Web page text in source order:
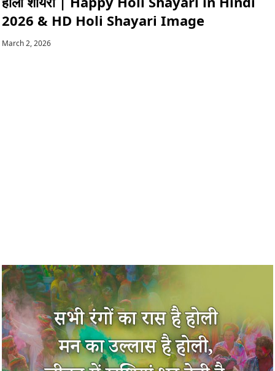
2026 & HD Holi Shayari Image
March 2, 2026